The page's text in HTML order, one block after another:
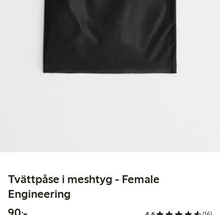
Tvättpåse i meshtyg - Female
Engineering
90,00 kr